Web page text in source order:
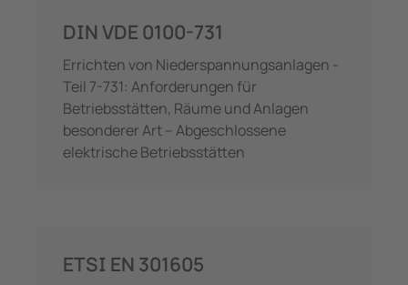
DIN VDE 0100-731
Errichten von Niederspannungsanlagen -
Teil 7-731: Anforderungen für
Betriebsstätten, Räume und Anlagen
besonderer Art – Abgeschlossene
elektrische Betriebsstätten
ETSI EN 301605